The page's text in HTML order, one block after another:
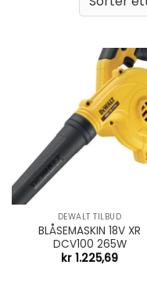
DEWALT TILBUD
BLÅSEMASKIN 18V XR
DCV100 265W
kr 1.225,69